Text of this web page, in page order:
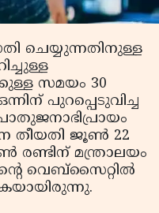
ചെയ്യുന്നതിനുള്ള
സമയം 30
പുറപ്പെടുവിച്ച
തീയതി ജൂൺ 22
രണ്ടിന് മന്ത്രാലയം
വെബ്‌സൈറ്റിൽ